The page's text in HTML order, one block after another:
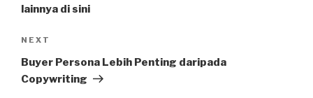
lainnya di sini
Next
Post
NEXT
Buyer Persona Lebih Penting daripada
Copywriting